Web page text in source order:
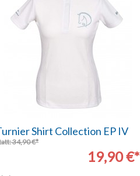
Shirt Collection EP IV
34,90 €*
19,90 €*